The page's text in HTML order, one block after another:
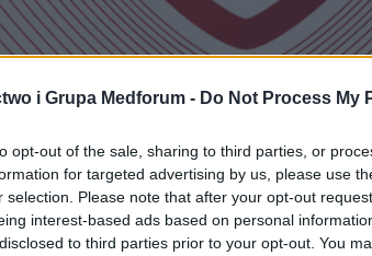
i Grupa Medforum - Do Not Process My
opt-out of the sale, sharing to third parties, or
for targeted advertising by us, please use
selection. Please note that after your opt-out
interest-based ads based on personal
to third parties prior to your opt-out. You